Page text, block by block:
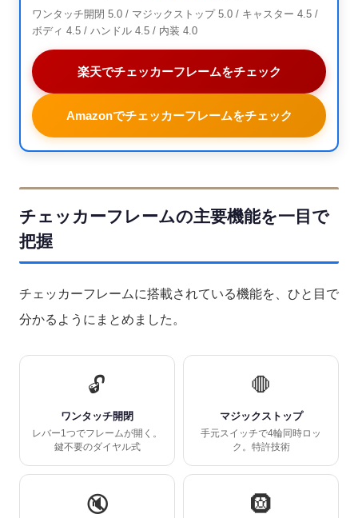
ワンタッチ開閉 5.0 / マジックストップ 5.0 / キャスター 4.5 /
ボディ 4.5 / ハンドル 4.5 / 内装 4.0
楽天でチェッカーフレームをチェック
Amazonでチェッカーフレームをチェック
チェッカーフレームの主要機能を一目で
把握
チェッカーフレームに搭載されている機能を、ひと目で
分かるようにまとめました。
🔓
ワンタッチ開閉
レバー1つでフレームが開く。
鍵不要のダイヤル式
🛑
マジックストップ
手元スイッチで4輪同時ロッ
ク。特許技術
🔇 🛞